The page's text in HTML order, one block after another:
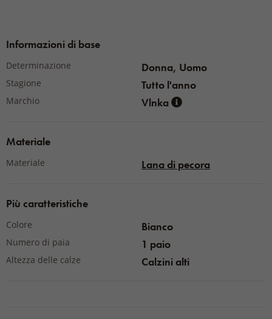
Materiale:
elastan
Informazioni di base
Determinazione Donna, Uomo
Stagione Tutto l'anno
Marchio Vlnka
Materiale
Materiale Lana di pecora
Più caratteristiche
Colore Bianco
Numero di paia 1 paio
Altezza delle calze Calzini alti